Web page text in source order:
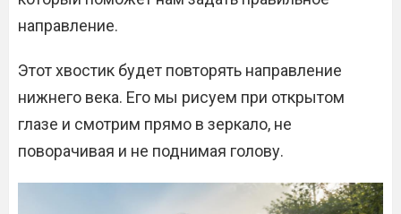
направление.
Этот хвостик будет повторять направление
нижнего века. Его мы рисуем при открытом
глазе и смотрим прямо в зеркало, не
поворачивая и не поднимая голову.